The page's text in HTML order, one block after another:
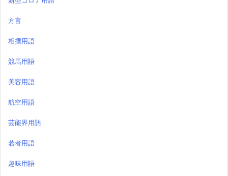
方言
相撲用語
競馬用語
美容用語
航空用語
芸能界用語
若者用語
趣味用語